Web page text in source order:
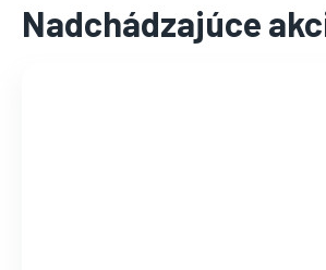
Nadchádzajúce